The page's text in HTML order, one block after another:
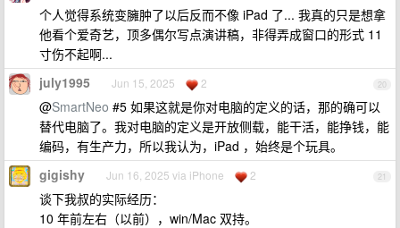
个人觉得系统变臃肿了以后反而不像 iPad 了... 我真的只是想拿
他看个爱奇艺，顶多偶尔写点演讲稿，非得弄成窗口的形式 11
寸伤不起啊...
20
july1995 Jun 15, 2025 2
@SmartNeo #5 如果这就是你对电脑的定义的话，那的确可以
替代电脑了。我对电脑的定义是开放侧载，能干活，能挣钱，能
编码，有生产力，所以我认为，iPad ，始终是个玩具。
21
gigishy Jun 16, 2025 via iPhone 2
谈下我叔的实际经历：
10 年前左右（以前），win/Mac 双持。